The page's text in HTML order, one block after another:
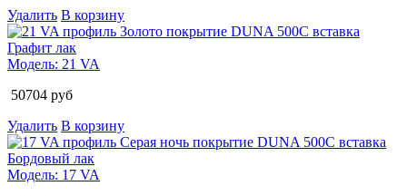
Удалить В корзину
Модель: 21 VA
50704 руб
Удалить В корзину
Модель: 17 VA